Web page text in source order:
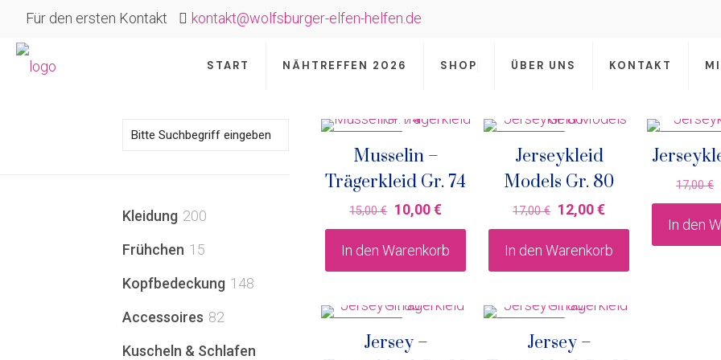
Für den ersten Kontakt kontakt@wolfsburger-elfen-helfen.de
START NÄHTREFFEN 2026 SHOP ÜBER UNS KONTAKT
Musselin –
Trägerkleid Gr. 74
15,00€ Ursprünglicher
Preis
war:
10,00€Aktueller
Preis
ist:
In den Warenkorb
Jerseykleid
Models Gr. 80
17,00€ Ursprünglicher
Preis
war:
12,00€Aktueller
Preis
ist:
In den Warenkorb
17,00€
In den
Jersey –
Jersey –
Kleidung 200
Frühchen 15
Kopfbedeckung 148
Accessoires 82
Kuscheln & Schlafen